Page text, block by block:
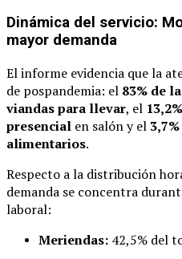
Dinámica del servicio:
mayor demanda
El informe evidencia que la
de pospandemia: el 83% de
viandas para llevar, el
presencial en salón y el
alimentarios.
Respecto a la distribución
demanda se concentra
laboral:
Meriendas: 42,5% del